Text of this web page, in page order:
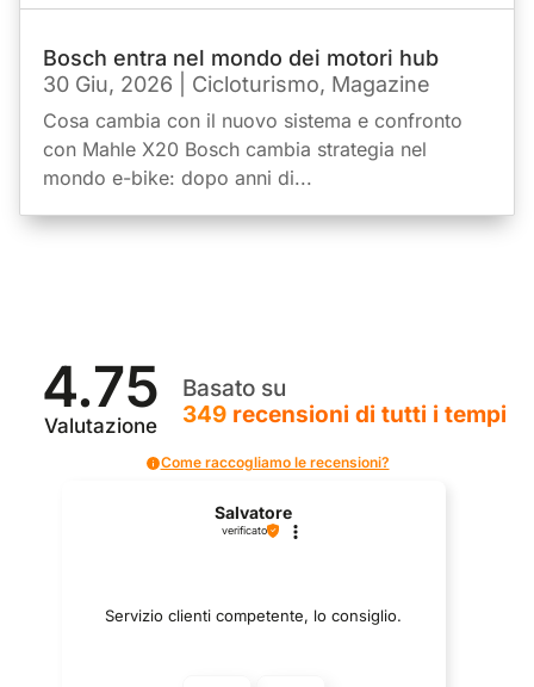
Bosch entra nel mondo dei motori hub
30 Giu, 2026
Cicloturismo, Magazine
Cosa cambia con il nuovo sistema e confronto
con Mahle X20 Bosch cambia strategia nel
mondo e-bike: dopo anni di...
4.75
Valutazione
Basato su
349recensioni di tutti i tempi
Come raccogliamo le recensioni?
Salvatore
verificato
Servizio clienti competente, lo consiglio.